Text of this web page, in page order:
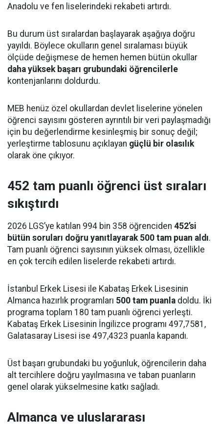
Anadolu ve fen liselerindeki rekabeti artırdı.
Bu durum üst sıralardan başlayarak aşağıya doğru
yayıldı. Böylece okulların genel sıralaması büyük
ölçüde değişmese de hemen hemen bütün okullar
daha yüksek başarı grubundaki öğrencilerle
kontenjanlarını doldurdu.
MEB henüz özel okullardan devlet liselerine yönelen
öğrenci sayısını gösteren ayrıntılı bir veri paylaşmadığı
için bu değerlendirme kesinleşmiş bir sonuç değil;
yerleştirme tablosunu açıklayan güçlü bir olasılık
olarak öne çıkıyor.
452 tam puanlı öğrenci üst sıraları
sıkıştırdı
2026 LGS’ye katılan 994 bin 358 öğrenciden 452’si
bütün soruları doğru yanıtlayarak 500 tam puan aldı.
Tam puanlı öğrenci sayısının yüksek olması, özellikle
en çok tercih edilen liselerde rekabeti artırdı.
İstanbul Erkek Lisesi ile Kabataş Erkek Lisesinin
Almanca hazırlık programları 500 tam puanla doldu. İki
programa toplam 180 tam puanlı öğrenci yerleşti.
Kabataş Erkek Lisesinin İngilizce programı 497,7581,
Galatasaray Lisesi ise 497,4323 puanla kapandı.
Üst başarı grubundaki bu yoğunluk, öğrencilerin daha
alt tercihlere doğru yayılmasına ve taban puanların
genel olarak yükselmesine katkı sağladı.
Almanca ve uluslararası